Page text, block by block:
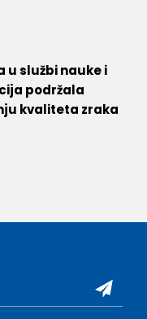
službi nauke i
podržala
kvaliteta zraka